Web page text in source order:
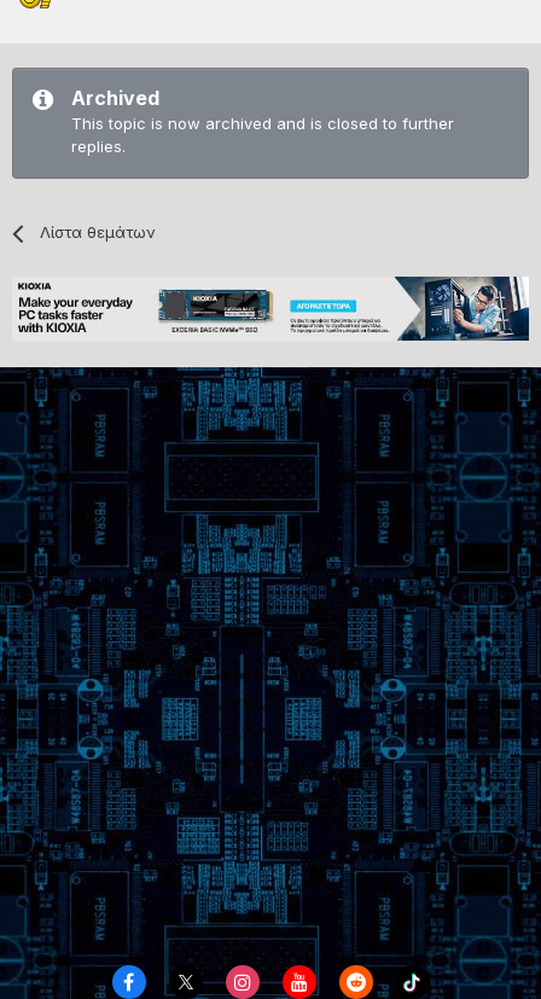
Archived
This topic is now archived and is closed to further
replies.
Λίστα θεμάτων